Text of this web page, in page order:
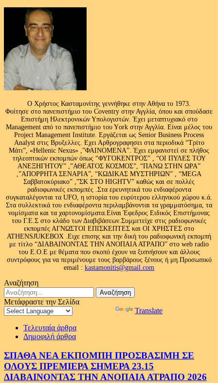
Ο Χρήστος Κασταμονίτης γεννήθηκε στην Αθήνα το 1973.
Φοίτησε στο πανεπιστήμιο του Coventry στην Αγγλία, όπου και σπούδασε
Επιστήμη Ηλεκτρονικών Υπολογιστών. Έχει μεταπτυχιακό στο
Management από το πανεπιστήμιο του Υork στην Αγγλία. Είναι μέλος του
Project Management Institute. Εργάζεται ως Senior Business Process
Analyst στις Βρυξελλες. Εχει Αρθρογραφησει στα περιοδικά “Τρίτο
Μάτι”, «Hellenic Nexus» ,”ΦΑΙΝΟΜΕΝΑ”. Έχει εμφανιστεί σε πλήθος
τηλεοπτικών εκπομπών όπως “ΦΥΓΟΚΕΝΤΡΟΣ” , “ΟΙ ΠΥΛΕΣ ΤΟΥ
ΑΝΕΞΗΓΗΤΟΥ” ,”ΑΘΕΑΤΟΣ ΚΟΣΜΟΣ”, “ΠΑΝΩ ΣΤΗΝ ΩΡΑ”
,”ΑΠΟΡΡΗΤΑ ΣΕΝΑΡΙΑ”, “ΚΩΔΙΚΑΣ ΜΥΣΤΗΡΙΩΝ” , “MEGA
Σαββατοκύριακο” ,”ΣΚ ΣΤΟ HIGHTV” καθώς και σε πολλές
ραδιοφωνικές εκπομπές .Στα ερευνητικά του ενδιαφέροντα
συγκαταλέγονται τα UFO, η ιστορία του ευρύτερου ελληνικού χώρου κ.ά.
Στα συλλεκτικά του ενδιαφέροντα περιλαμβάνονται τα γραμματόσημα, τα
νομίσματα και τα χαρτονομίσματα.Είναι Έφεδρος Ειδικός Επιστήμονας
του Γ.Ε.Σ στο κλάδο των Διαβιβάσεων.Συμμετείχε στις ραδιοφωνικές
εκπομπές ΑΓΝΩΣΤΟΙ ΕΠΙΣΚΕΠΤΕΣ και ΟΙ ΧΡΗΣΤΕΣ στο
ATHENSJUKEBOX .Ειχε επισης και την δική του ραδιοφωνική εκπομπή
με τίτλο “ΔΙΑΒΑΙΝΟΝΤΑΣ ΤΗΝ ΑΝΟΠΑΙΑ ΑΤΡΑΠΟ” στο web radio
του Ε.Ο.Ε με θέματα που σκοπό έχουν να ξυπνήσουν και άλλους
συντρόφους για να περιμένουμε τους βαρβάρους ξένους ή μη.Προσωπικό
email : kastamonitis@gmail.com
Αναζήτηση
Αναζήτηση
για:
Μετάφραστε την Σελίδα
Translate
Τελευταία άρθρα
Δημοφιλή άρθρα
ΣΠΑΘΑ ΝΕΑ ΕΚΠΟΜΠΗ ΠΡΟΣΒΑΣΙΜΗ ΣΕ
ΟΛΟΥΣ ΠΡΕΜΙΕΡΑ ΣΗΜΕΡΑ 23.15
ΔΙΑΒΑΙΝΟΝΤΑΣ ΤΗΝ ΑΝΟΠΑΙΑ ΑΤΡΑΠΟ 2026